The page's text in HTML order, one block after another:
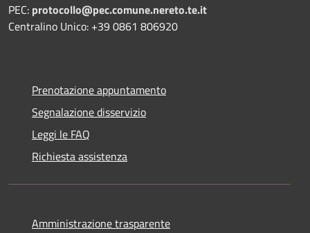
PEC: protocollo@pec.comune.nereto.te.it
Centralino Unico: +39 0861 806920
Prenotazione appuntamento
Segnalazione disservizio
Leggi le FAQ
Richiesta assistenza
Amministrazione trasparente